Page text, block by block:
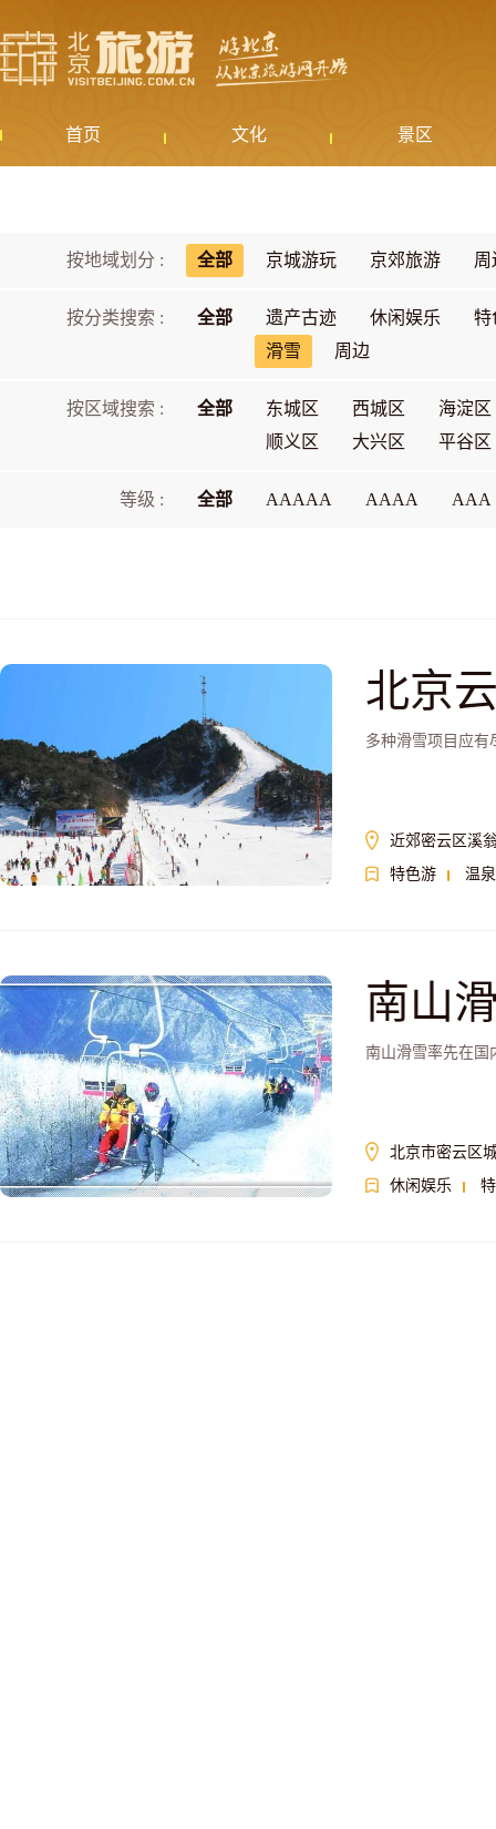
首页 文化 景区
按地域划分 : 全部 京城游玩 京郊旅游 周
按分类搜索 : 全部 遗产古迹 休闲娱乐
特
滑雪
周边
按区域搜索 : 全部 东城区 西城区
海淀区
顺义区
大兴区 平谷区
等级 : 全部 AAAAA AAAA AAA
北京
多种滑雪项目应有
近郊密云区溪
特色游
温泉
南山
南山滑雪率先在国
北京市密云区
休闲娱乐